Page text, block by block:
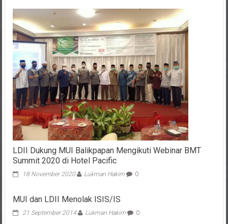
LDII Dukung MUI Balikpapan Mengikuti Webinar BMT
Summit 2020 di Hotel Pacific
18 November 2020 Lukman Hakim 0
MUI dan LDII Menolak ISIS/IS
21 September 2014 Lukman Hakim 0